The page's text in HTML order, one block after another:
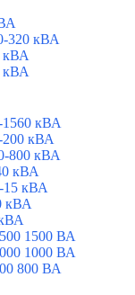
320 кВА
кВА
кВА
кВА
200 кВА
800 кВА
кВА
15 кВА
кВА
1500 ВА
1000 ВА
800 ВА